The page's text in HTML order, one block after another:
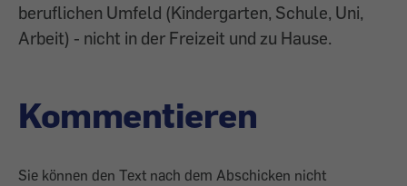
beruflichen Umfeld (Kindergarten, Schule, Uni,
Arbeit) - nicht in der Freizeit und zu Hause.
Kommentieren
Sie können den Text nach dem Abschicken nicht